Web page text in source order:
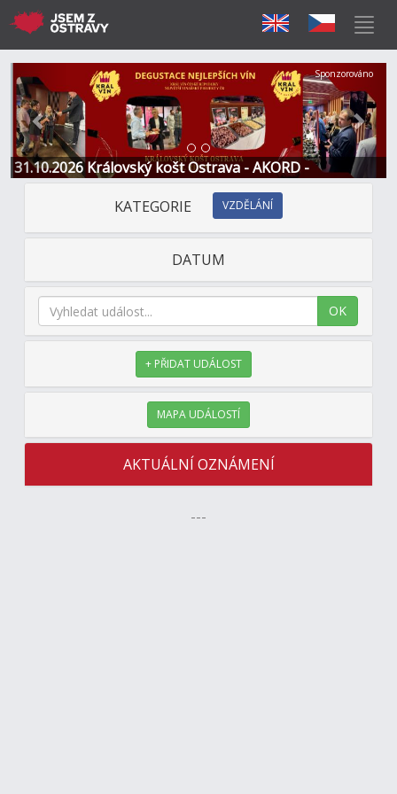
31.10.2026 Královský košt Ostrava - AKORD -
Restaurace a Hotel
Předchozí Další
Sponzorováno
KATEGORIE VZDĚLÁNÍ
DATUM
OK
+ PŘIDAT UDÁLOST
MAPA UDÁLOSTÍ
AKTUÁLNÍ OZNÁMENÍ
---